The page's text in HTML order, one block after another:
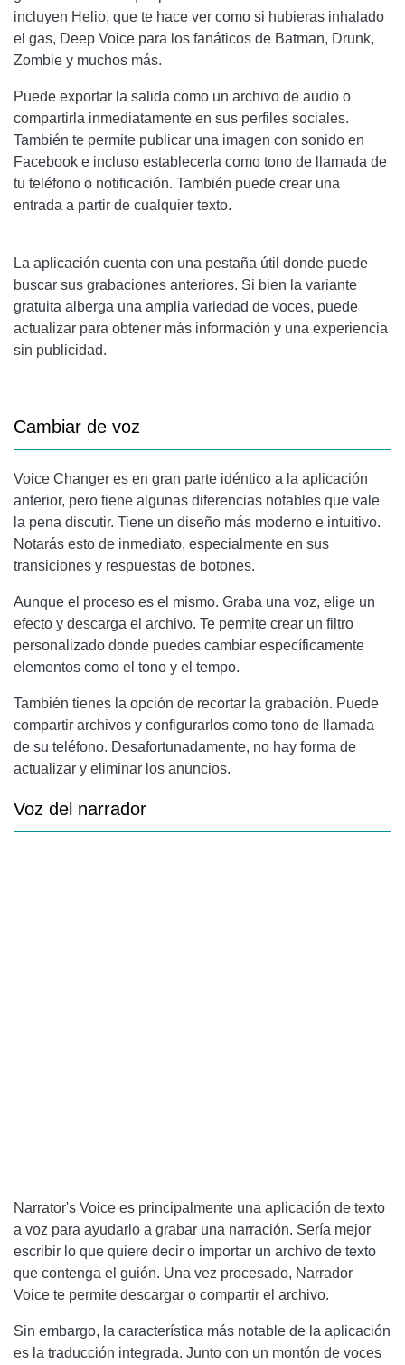
incluyen Helio, que te hace ver como si hubieras inhalado
el gas, Deep Voice para los fanáticos de Batman, Drunk,
Zombie y muchos más.
Puede exportar la salida como un archivo de audio o
compartirla inmediatamente en sus perfiles sociales.
También te permite publicar una imagen con sonido en
Facebook e incluso establecerla como tono de llamada de
tu teléfono o notificación. También puede crear una
entrada a partir de cualquier texto.
La aplicación cuenta con una pestaña útil donde puede
buscar sus grabaciones anteriores. Si bien la variante
gratuita alberga una amplia variedad de voces, puede
actualizar para obtener más información y una experiencia
sin publicidad.
Cambiar de voz
Voice Changer es en gran parte idéntico a la aplicación
anterior, pero tiene algunas diferencias notables que vale
la pena discutir. Tiene un diseño más moderno e intuitivo.
Notarás esto de inmediato, especialmente en sus
transiciones y respuestas de botones.
Aunque el proceso es el mismo. Graba una voz, elige un
efecto y descarga el archivo. Te permite crear un filtro
personalizado donde puedes cambiar específicamente
elementos como el tono y el tempo.
También tienes la opción de recortar la grabación. Puede
compartir archivos y configurarlos como tono de llamada
de su teléfono. Desafortunadamente, no hay forma de
actualizar y eliminar los anuncios.
Voz del narrador
Narrator's Voice es principalmente una aplicación de texto
a voz para ayudarlo a grabar una narración. Sería mejor
escribir lo que quiere decir o importar un archivo de texto
que contenga el guión. Una vez procesado, Narrador
Voice te permite descargar o compartir el archivo.
Sin embargo, la característica más notable de la aplicación
es la traducción integrada. Junto con un montón de voces